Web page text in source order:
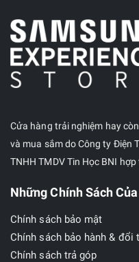
Cửa hàng trải nghiệm hay
và mua sắm do Công ty Điện
TNHH TMDV Tin Học BNI hợp
Những Chính Sách
Chính sách bảo mật
Chính sách bảo hành & đổi
Chính sách trả góp